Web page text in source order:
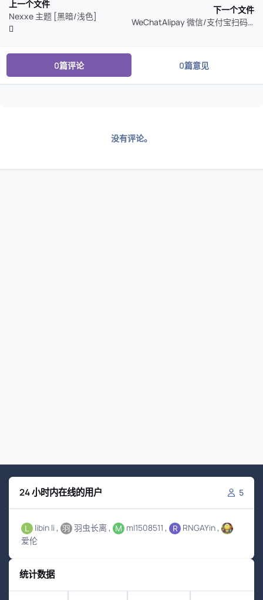
上一个文件
Nexxe 主题 [黑暗/浅色]
下一个文件
WeChatAlipay 微信/支付宝扫码支付​-个人版
0篇评论 0篇意见
没有评论。
24 小时内在线的用户 5
libin li 羽虫长离 ml1508511
RNGAYin
爱伦
统计数据